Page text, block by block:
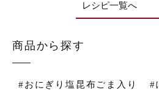
レシピ一覧へ
商品から探す
#おにぎり塩昆布ごま入り
#